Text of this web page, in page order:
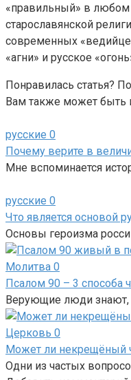
«правильный» в любом
старославянской
современных
«агни» и русское
Понравилась статья?
Вам также может быть
русские 0
Почему верите в
Мне вспоминается
русские 0
Что является основой
Основы героизма
Молитва 0
Псалом 90 – 3
Верующие люди знают,
Церковь 0
Может ли некрещёный
Одни из частых